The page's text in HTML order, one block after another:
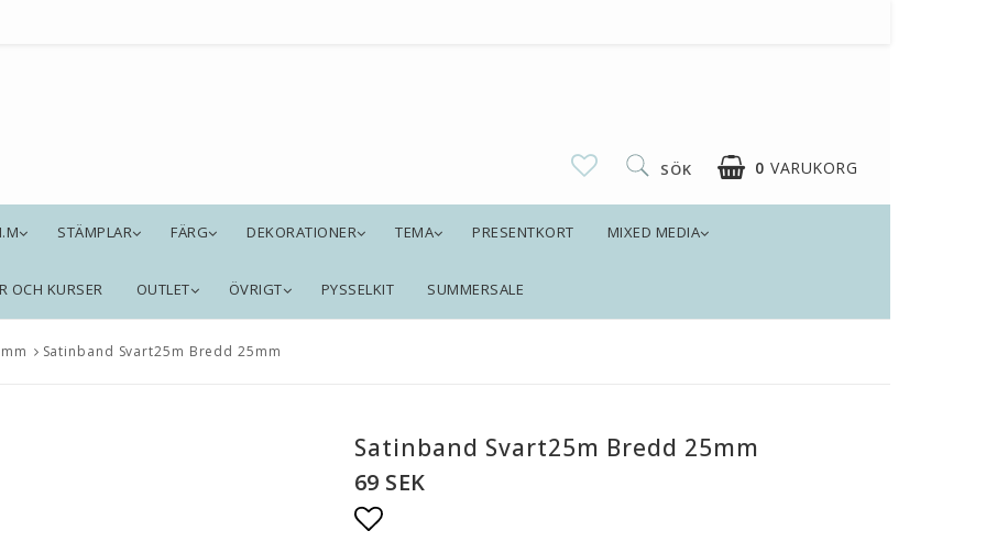
0 VARUKORG
SÖK
STÄMPLAR FÄRG DEKORATIONER TEMA PRESENTKORT MIXED MEDIA
OCH KURSER OUTLET ÖVRIGT PYSSELKIT SUMMERSALE
Satinband Svart25m Bredd 25mm
Satinband Svart25m Bredd 25mm
69 SEK